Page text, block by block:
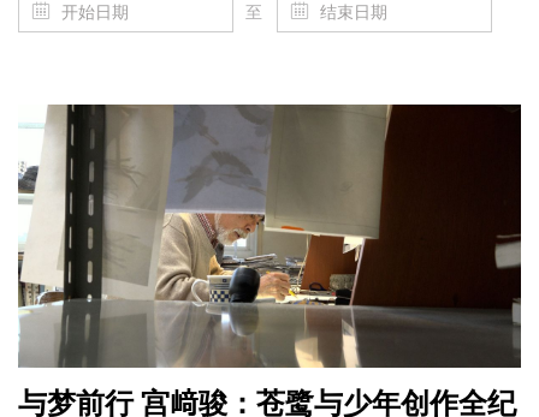
至
与梦前行 宫﨑骏：苍鹭与少年创作全纪